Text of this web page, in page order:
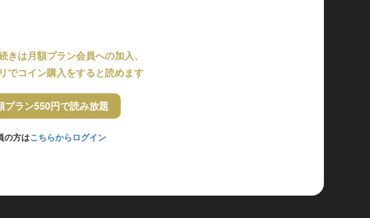
きは月額プラン会員への加入、
でコイン購入をすると読めます
プラン550円で読み放題
の方はこちらからログイン